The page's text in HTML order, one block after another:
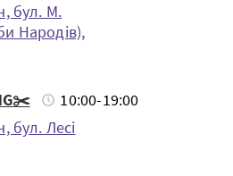
бул. М.
Народів),
10:00-19:00
бул. Лесі